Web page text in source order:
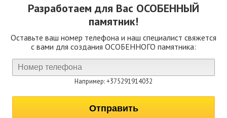
Разработаем для Вас ОСОБЕННЫЙ
памятник!
Оставьте ваш номер телефона и наш специалист свяжется
с вами для создания ОСОБЕННОГО памятника:
Например: +375291914032